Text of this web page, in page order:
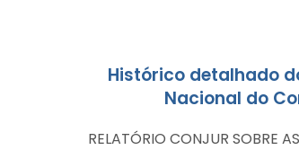
Histórico detalhado
Nacional do
RELATÓRIO CONJUR SOBRE